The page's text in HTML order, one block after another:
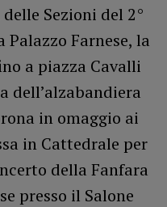
Sezioni del 2°
Farnese, la
a piazza Cavalli
dell’alzabandiera
in omaggio ai
in Cattedrale per
della Fanfara
presso il Salone